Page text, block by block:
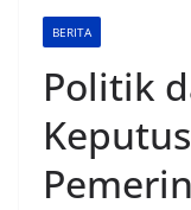
BERITA
Politik